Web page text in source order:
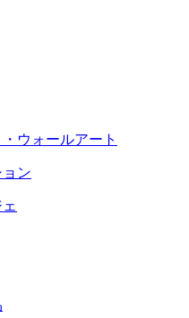
ウォールアート
ン